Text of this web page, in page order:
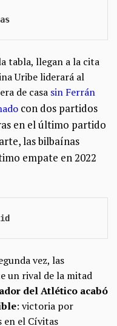
tabla, llegan a la cita
Uribe liderará al
de casa sin Ferrán
con dos partidos
en el último partido
las bilbaínas
empate en 2022
vez, las
un rival de la mitad
del Atlético acabó
: victoria por
en el Cívitas